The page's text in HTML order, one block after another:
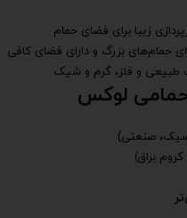
زیبا برای فضای حمام
حمام‌های بزرگ و دارای فضای کافی
طبیعی و فلز، گرم و شیک
لوکس
صنعتی)
براق)